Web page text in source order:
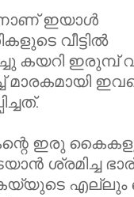
ഇയാൾ
വീട്ടിൽ
കയറി ഇരുമ്പ്
മാരകമായി
ഇരു
ശ്രമിച്ച
എല്ലും